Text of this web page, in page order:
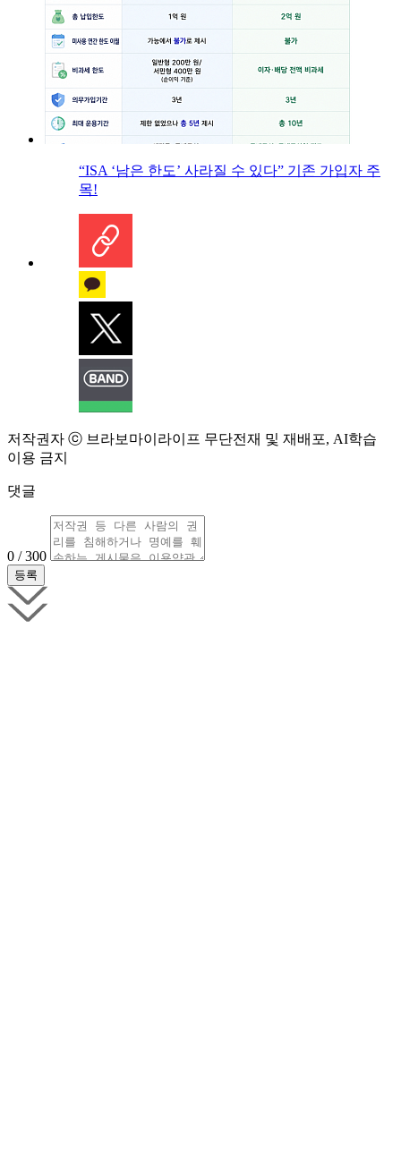
“ISA ‘남은 한도’ 사라질 수 있다” 기존 가입자 주
목!
저작권자 ⓒ 브라보마이라이프 무단전재 및 재배포, AI학습
이용 금지
댓글
0 / 300